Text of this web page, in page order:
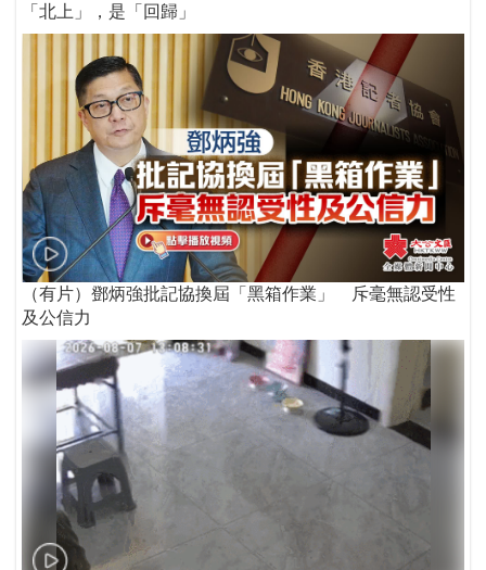
「北上」，是「回歸」
（有片）鄧炳強批記協換屆「黑箱作業」 斥毫無認受性
及公信力